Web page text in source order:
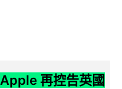
再控告英國